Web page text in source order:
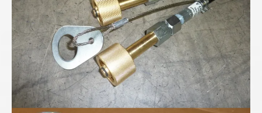
Höchstdruck-Verschraubungen